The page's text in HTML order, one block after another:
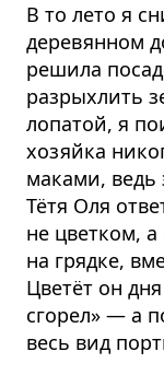
В то лето я
деревянном
решила
разрыхлить
лопатой, я
хозяйка
маками, ведь
Тётя Оля
не цветком,
на грядке,
Цветёт он
сгорел» — а
весь вид